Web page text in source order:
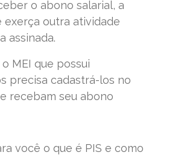
o abono salarial, a
exerça outra atividade
assinada.
MEI que possui
precisa cadastrá-los no
recebam seu abono
você o que é PIS e como